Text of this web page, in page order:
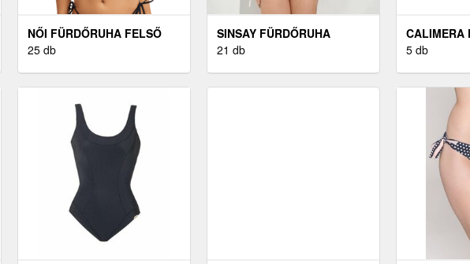
NŐI FÜRDŐRUHA FELSŐ
ROXY
25 db
SINSAY FÜRDŐRUHA
21 db
CALIMERA
FELSŐ
5 db